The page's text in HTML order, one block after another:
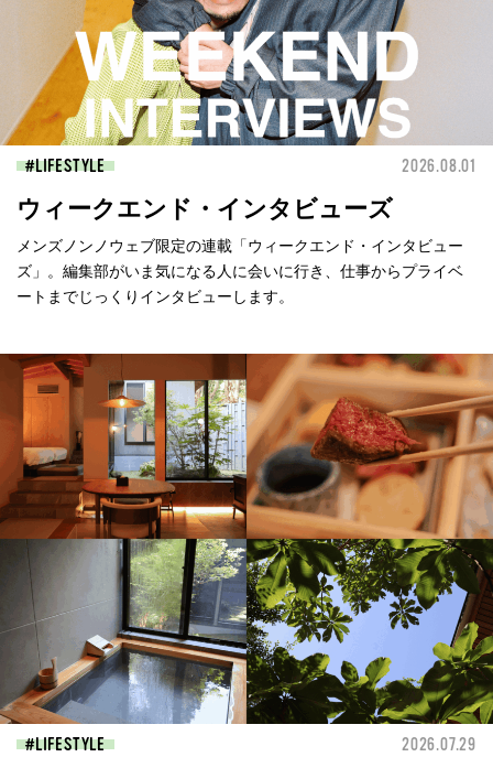
LIFESTYLE 2026.08.01
ウィークエンド・インタビューズ
メンズノンノウェブ限定の連載「ウィークエンド・インタビュー
ズ」。編集部がいま気になる人に会いに行き、仕事からプライベ
ートまでじっくりインタビューします。
LIFESTYLE 2026.07.29